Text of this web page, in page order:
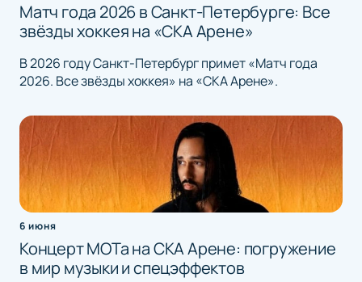
Матч года 2026 в Санкт-Петербурге: Все
звёзды хоккея на «СКА Арене»
В 2026 году Санкт-Петербург примет «Матч года
2026. Все звёзды хоккея» на «СКА Арене».
6 июня
Концерт МОТа на СКА Арене: погружение
в мир музыки и спецэффектов